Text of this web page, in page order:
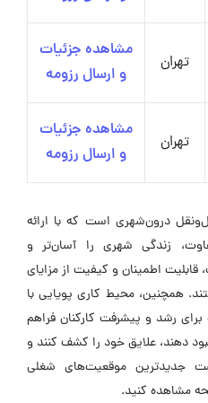
تهران
مشاهده جزئیات
و ارسال رزومه
تهران
مشاهده جزئیات
و ارسال رزومه
درون‌شهری است که با ارائه
زندگی شهری را آسان‌تر و
اطمینان و کیفیت از مزایای
همچنین، محیط کاری پویایی با
رشد و پیشرفت کارکنان فراهم
دهند، علایق خود را کشف کنند و
جدیدترین موقعیت‌های شغلی
مشاهده کنید.